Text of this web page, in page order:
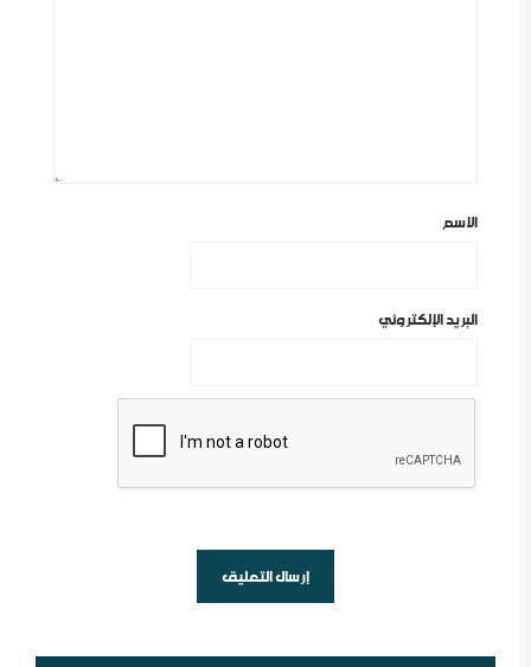
الاسم
البريد الإلكتروني
سابقة